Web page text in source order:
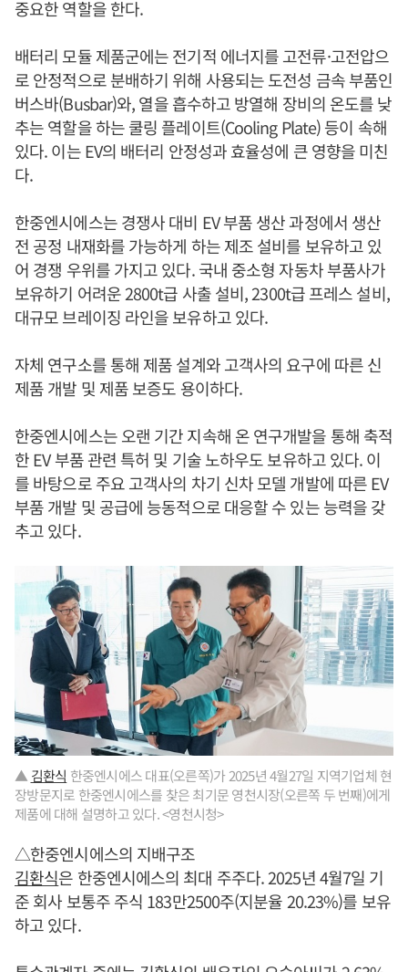
중요한 역할을 한다.
배터리 모듈 제품군에는 전기적 에너지를 고전류·고전압으
로 안정적으로 분배하기 위해 사용되는 도전성 금속 부품인
버스바(Busbar)와, 열을 흡수하고 방열해 장비의 온도를 낮
추는 역할을 하는 쿨링 플레이트(Cooling Plate) 등이 속해
있다. 이는 EV의 배터리 안정성과 효율성에 큰 영향을 미친
다.
한중엔시에스는 경쟁사 대비 EV 부품 생산 과정에서 생산
전 공정 내재화를 가능하게 하는 제조 설비를 보유하고 있
어 경쟁 우위를 가지고 있다. 국내 중소형 자동차 부품사가
보유하기 어려운 2800t급 사출 설비, 2300t급 프레스 설비,
대규모 브레이징 라인을 보유하고 있다.
자체 연구소를 통해 제품 설계와 고객사의 요구에 따른 신
제품 개발 및 제품 보증도 용이하다.
한중엔시에스는 오랜 기간 지속해 온 연구개발을 통해 축적
한 EV 부품 관련 특허 및 기술 노하우도 보유하고 있다. 이
를 바탕으로 주요 고객사의 차기 신차 모델 개발에 따른 EV
부품 개발 및 공급에 능동적으로 대응할 수 있는 능력을 갖
추고 있다.
▲ 김환식 한중엔시에스 대표(오른쪽)가 2025년 4월27일 지역기업체 현
장방문지로 한중엔시에스를 찾은 최기문 영천시장(오른쪽 두 번째)에게
제품에 대해 설명하고 있다. <영천시청>
△한중엔시에스의 지배구조
김환식은 한중엔시에스의 최대 주주다. 2025년 4월7일 기
준 회사 보통주 주식 183만2500주(지분율 20.23%)를 보유
하고 있다.